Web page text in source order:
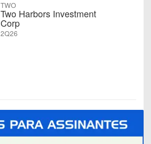
TWO
Two Harbors Investment
Corp
2Q26